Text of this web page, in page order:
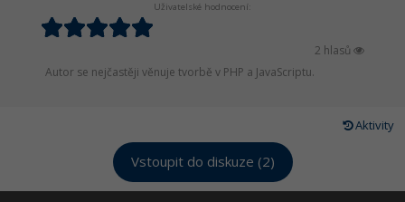
Uživatelské hodnocení:
2 hlasů
Autor se nejčastěji věnuje tvorbě v PHP a JavaScriptu.
Aktivity
Vstoupit do diskuze (2)